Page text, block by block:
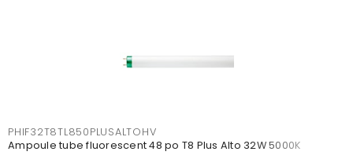
PHIF32T8TL850PLUSALTOHV
Ampoule tube fluorescent 48 po T8 Plus Alto 32W 5000K